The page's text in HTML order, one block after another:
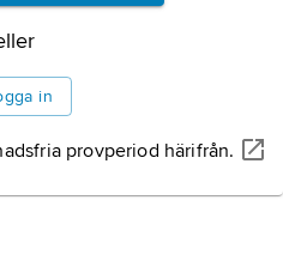
in
provperiod härifrån.